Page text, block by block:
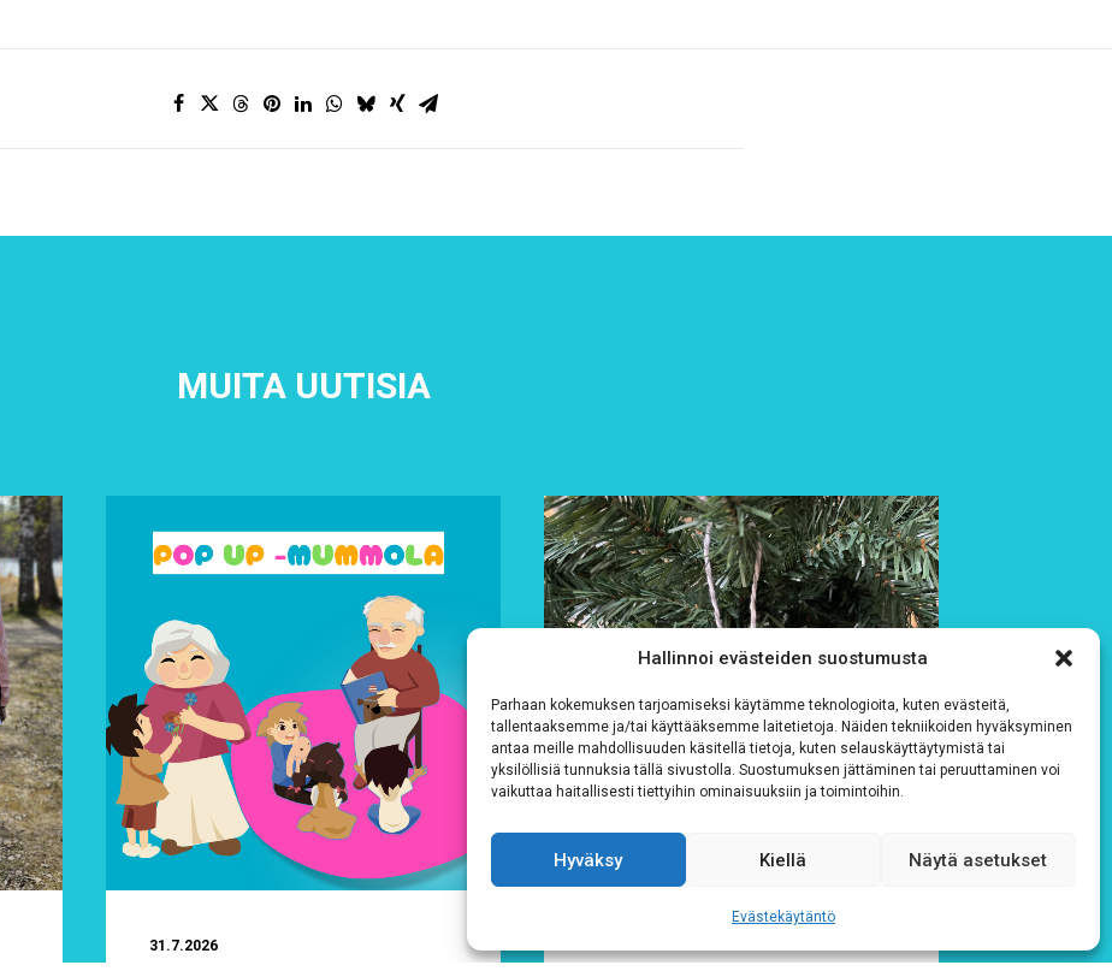
Hallinnoi evästeiden suostumusta
Parhaan kokemuksen tarjoamiseksi käytämme teknologioita, kuten evästeitä,
tallentaaksemme ja/tai käyttääksemme laitetietoja. Näiden tekniikoiden hyväksyminen
antaa meille mahdollisuuden käsitellä tietoja, kuten selauskäyttäytymistä tai
yksilöllisiä tunnuksia tällä sivustolla. Suostumuksen jättäminen tai peruuttaminen voi
vaikuttaa haitallisesti tiettyihin ominaisuuksiin ja toimintoihin.
Hyväksy Kiellä Näytä asetukset
Evästekäytäntö
MUITA UUTISIA
31.7.2026 26.6.2026